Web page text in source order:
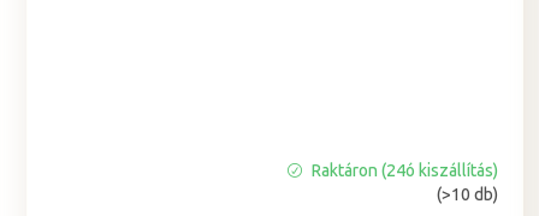
Raktáron (24ó kiszállítás)
(>10 db)